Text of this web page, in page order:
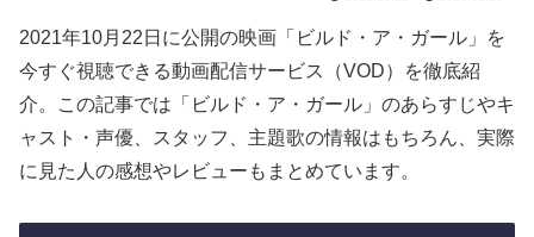
2021年10月22日に公開の映画「ビルド・ア・ガール」を
今すぐ視聴できる動画配信サービス（VOD）を徹底紹
介。この記事では「ビルド・ア・ガール」のあらすじやキ
ャスト・声優、スタッフ、主題歌の情報はもちろん、実際
に見た人の感想やレビューもまとめています。